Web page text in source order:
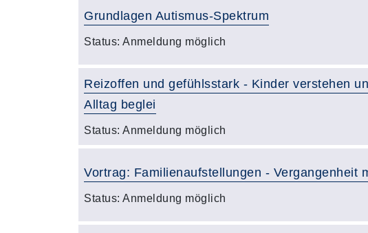
Grundlagen Autismus-Spektrum
Status: Anmeldung möglich
Reizoffen und gefühlsstark - Kinder verstehen
Alltag beglei
Status: Anmeldung möglich
Vortrag: Familienaufstellungen - Vergangenheit
Status: Anmeldung möglich